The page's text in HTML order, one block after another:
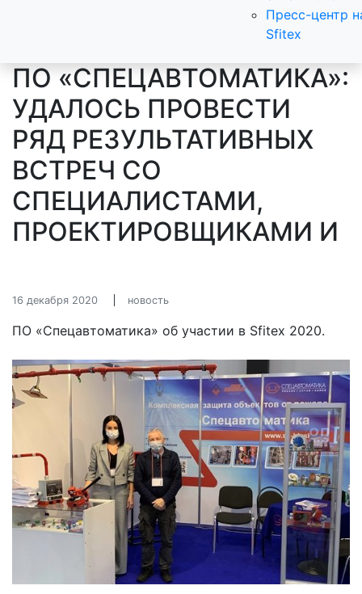
Пресс-центр
Sfitex
ПО «СПЕЦАВТОМАТИКА»:
УДАЛОСЬ ПРОВЕСТИ
РЯД РЕЗУЛЬТАТИВНЫХ
ВСТРЕЧ СО
СПЕЦИАЛИСТАМИ,
ПРОЕКТИРОВЩИКАМИ И
16 декабря 2020 новость
ПО «Спецавтоматика» об участии в Sfitex 2020.